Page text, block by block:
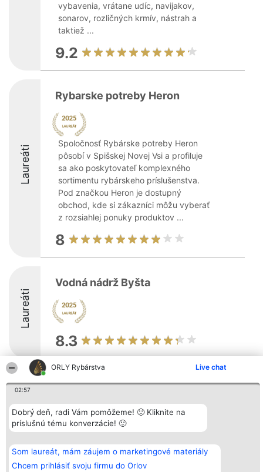
ORLY Rybárstva Live chat
02:57
Dobrý deň, radi Vám pomôžeme! 🙂 Kliknite na
príslušnú tému konverzácie! 🙂
Som laureát, mám záujem o marketingové materiály
Chcem prihlásiť svoju firmu do Orlov
vybavenia, vrátane udíc, navijakov,
sonarov, rozličných krmív, nástrah a
taktiež ...
9.2
Laureáti
Rybarske potreby Heron
Spoločnosť Rybárske potreby Heron
pôsobí v Spišskej Novej Vsi a profiluje
sa ako poskytovateľ komplexného
sortimentu rybárskeho príslušenstva.
Pod značkou Heron je dostupný
obchod, kde si zákazníci môžu vyberať
z rozsiahlej ponuky produktov ...
8
Laureáti
Vodná nádrž Byšta
8.3
Organizátor hodnotenia
Bright Side Solutions sp. z o.
ul. Ruska 22
Wrocław 50-079
KRS 0000749100 | Regon
381313360 | NIP 8943132676
+48 508 492 400
Hodnotenie
wszystkich
Laureatów
Podmienky
Obchodné
podmienky
Zásady
osobných
Kontakt